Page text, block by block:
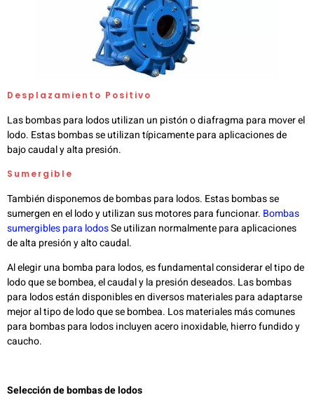
Desplazamiento Positivo
Las bombas para lodos utilizan un pistón o diafragma para mover el
lodo. Estas bombas se utilizan típicamente para aplicaciones de
bajo caudal y alta presión.
Sumergible
También disponemos de bombas para lodos. Estas bombas se
sumergen en el lodo y utilizan sus motores para funcionar. Bombas
sumergibles para lodosSe utilizan normalmente para aplicaciones
de alta presión y alto caudal.
Al elegir una bomba para lodos, es fundamental considerar el tipo de
lodo que se bombea, el caudal y la presión deseados. Las bombas
para lodos están disponibles en diversos materiales para adaptarse
mejor al tipo de lodo que se bombea. Los materiales más comunes
para bombas para lodos incluyen acero inoxidable, hierro fundido y
caucho.
Selección de bombas de lodos